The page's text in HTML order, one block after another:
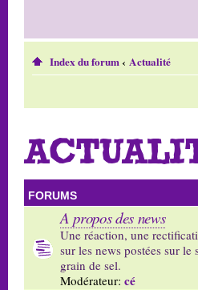
Index du forum‹ Actualité
FORUMS
A propos des news
Une réaction, une
sur les news postées sur
grain de sel.
Modérateur: cé